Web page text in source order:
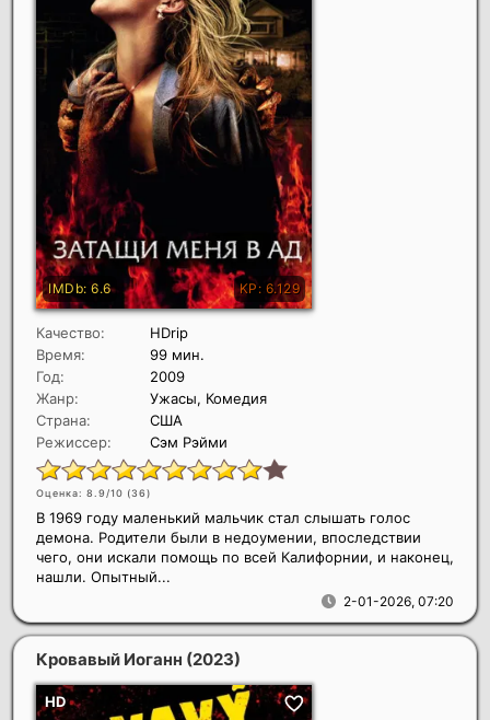
Качество:
HDrip
Время:
99 мин.
Год:
2009
Жанр:
Ужасы, Комедия
Страна:
США
Режиссер:
Сэм Рэйми
Оценка: 8.9/10 (36)
2-01-2026, 07:20
В 1969 году маленький мальчик стал слышать голос
демона. Родители были в недоумении, впоследствии
чего, они искали помощь по всей Калифорнии, и наконец,
нашли. Опытный...
Кровавый Иоганн (2023)